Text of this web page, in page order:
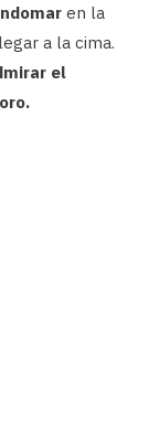
en la
a la cima.
el